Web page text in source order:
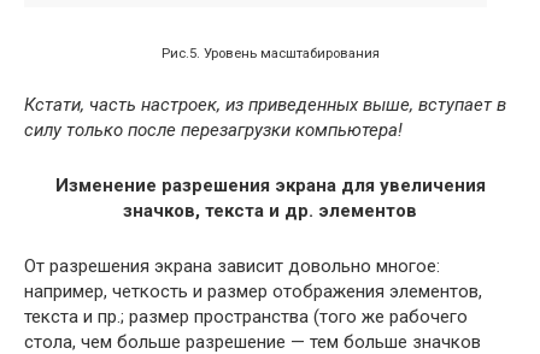
Рис.5. Уровень масштабирования
Кстати, часть настроек, из приведенных выше, вступает в
силу только после перезагрузки компьютера!
Изменение разрешения экрана для увеличения
значков, текста и др. элементов
От разрешения экрана зависит довольно многое:
например, четкость и размер отображения элементов,
текста и пр.; размер пространства (того же рабочего
стола, чем больше разрешение — тем больше значков